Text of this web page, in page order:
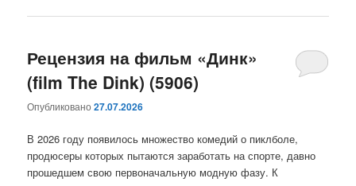
Рецензия на фильм «Динк»
(film The Dink) (5906)
Опубликовано27.07.2026
В 2026 году появилось множество комедий о пиклболе,
продюсеры которых пытаются заработать на спорте, давно
прошедшем свою первоначальную модную фазу. К